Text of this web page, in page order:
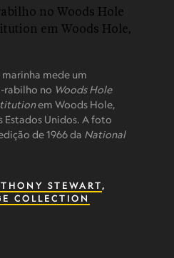
mede um
rabilho no Woods Hole
em Woods Hole,
Estados Unidos. A foto
de 1966 da National
STEWART,
COLLECTION